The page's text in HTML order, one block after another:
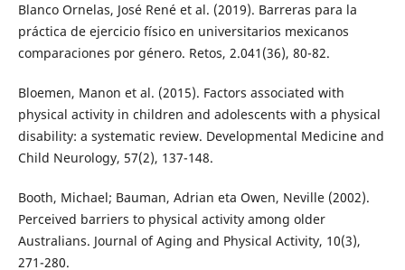
Blanco Ornelas, José René et al. (2019). Barreras para la
práctica de ejercicio físico en universitarios mexicanos
comparaciones por género. Retos, 2.041(36), 80-82.
Bloemen, Manon et al. (2015). Factors associated with
physical activity in children and adolescents with a physical
disability: a systematic review. Developmental Medicine and
Child Neurology, 57(2), 137-148.
Booth, Michael; Bauman, Adrian eta Owen, Neville (2002).
Perceived barriers to physical activity among older
Australians. Journal of Aging and Physical Activity, 10(3),
271-280.